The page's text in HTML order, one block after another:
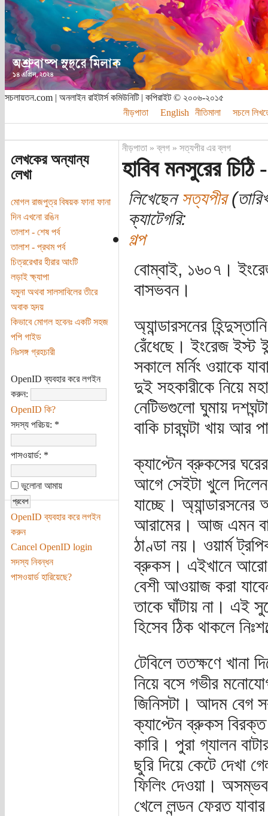
সচলায়তন.com | অনলাইন রাইটার্স কমিউনিটি | কপিরাইট © ২০০৬-২০১৫
নীড়পাতা
English নীতিমালা সচলে
লেখকের অন্যান্য
লেখা
মোগল রাজপুত্র বিষয়ক ফানা ফানা
দিন এখনো রঙিন
তালাশ - শেষ পর্ব
তালাশ - প্রথম পর্ব
চিত্ররেখার হীরার আংটি
লড়াই ক্ষ্যাপা
যমুনা অথবা সালসাবিলের তীরে
অবাক হৃদয়
কিভাবে মোগল হবেনঃ একটি সহজ
পপি গাইড
নিঃসঙ্গ গ্রহচারী
OpenID ব্যবহার করে লগইন
করুন:
OpenID কি?
সদস্য পরিচয়: *
পাসওয়ার্ড: *
ভুলোনা আমায়
OpenID ব্যবহার করে লগইন
করুন
Cancel OpenID login
সদস্য নিবন্ধন
পাসওয়ার্ড হারিয়েছে?
নীড়পাতা»ব্লগ» সত্যপীর এর ব্লগ
হাবিব মনসুরের চিঠি
লিখেছেনসত্যপীর
ক্যাটেগরি:
গল্প
বোম্বাই, ১৬০৭।
বাসভবন।
অ্যান্ডারসনের
রেঁধেছে। ইংরেজ ইস্ট
সকালে মর্নিং ওয়াকে
দুই সহকারীকে নিয়ে
নেটিভগুলো ঘুমায়
বাকি চারঘন্টা খায়
ক্যাপ্টেন ব্রুকসের
আগে সেইটা খুলে দিলেন
যাচ্ছে। অ্যান্ডারসনের
আরামের। আজ এমন
ঠাণ্ডা নয়। ওয়ার্ম
ব্রুকস। এইখানে আরো
বেশী আওয়াজ করা
তাকে ঘাঁটায় না। এই
হিসেব ঠিক থাকলে
টেবিলে ততক্ষণে খানা
নিয়ে বসে গভীর
জিনিসটা। আদম বেগ
ক্যাপ্টেন ব্রুকস বিরক্ত
কারি। পুরা গ্যালন
ছুরি দিয়ে কেটে দেখা
ফিলিং দেওয়া।
খেলে লন্ডন ফেরত